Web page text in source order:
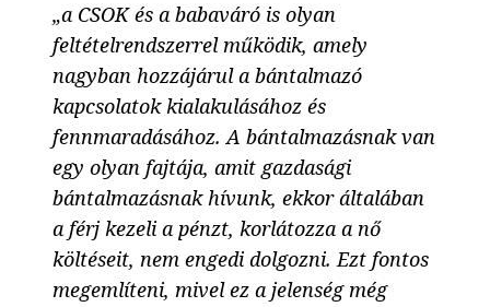
„a CSOK és a babaváró is olyan
feltételrendszerrel működik, amely
nagyban hozzájárul a bántalmazó
kapcsolatok kialakulásához és
fennmaradásához. A bántalmazásnak van
egy olyan fajtája, amit gazdasági
bántalmazásnak hívunk, ekkor általában
a férj kezeli a pénzt, korlátozza a nő
költéseit, nem engedi dolgozni. Ezt fontos
megemlíteni, mivel ez a jelenség még